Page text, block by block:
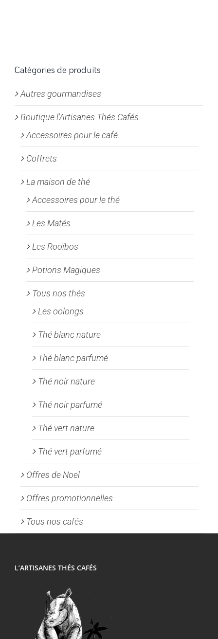
options
être
choisies
sur
la
page
produit
Catégories de produits
Autres gourmandises
Boutique l'Artisanes Thés Cafés
Accessoires pour le café
Coffrets
La maison de thé
Accessoires pour le thé
Les Matés
Les Rooïbos
Potions Magiques
Tous nos thés
Les oolongs
Thé blanc nature
Thé blanc parfumé
Thé noir nature
Thé noir parfumé
Thé vert nature
Thé vert parfumé
Offres de Noel
Offres promotionnelles
Tous nos cafés
L’ARTISANES THÉS CAFÉS